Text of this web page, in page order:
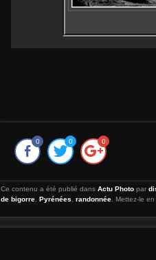
0 0 0
Ce contenu a été publié dans Actu Photo par
de bigorre Pyrénées randonnée . Mettez-le